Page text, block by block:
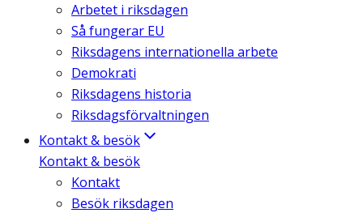
Arbetet i riksdagen
Så fungerar EU
Riksdagens internationella arbete
Demokrati
Riksdagens historia
Riksdagsförvaltningen
Kontakt & besök
Kontakt & besök
Kontakt
Besök riksdagen